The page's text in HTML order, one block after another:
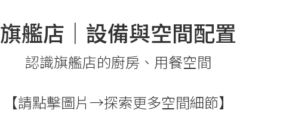
旗艦店｜設備與空間配置
認識旗艦店的廚房、用餐空間
【請點擊圖片→探索更多空間細節】